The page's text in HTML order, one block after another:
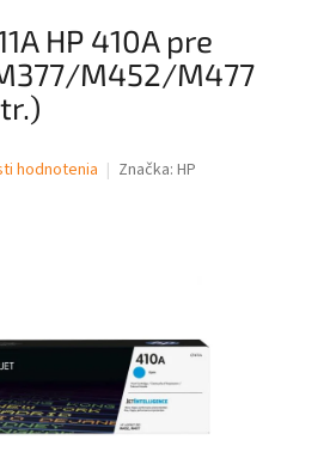
HP 410A pre
M452/M477
hodnotenia Značka: HP